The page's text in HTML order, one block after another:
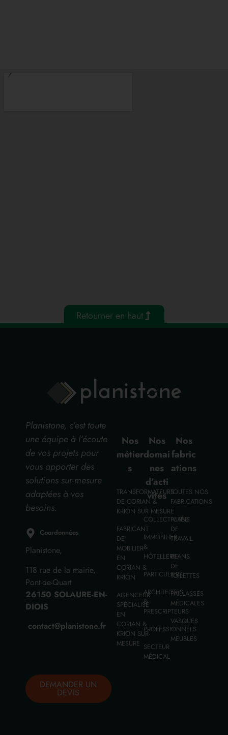
Retourner en haut
Planistone, c’est toute
une équipe à l’écoute
de vos projets pour
vous apporter des
solutions sur-mesure
adaptées à vos
besoins.
Coordonnées
Planistone,
118 rue de la mairie,
Pont-de-Quart
26150 SOLAURE-EN-
DIOIS
contact@planistone.fr
DEMANDER UN
DEVIS
Nos
métier
s
TRANSFORMATEURS
DE CORIAN &
KRION SUR MESURE
FABRICANT
DE
MOBILIER
EN
CORIAN &
KRION
AGENCEUR
SPÉCIALISÉ
EN
CORIAN &
KRION SUR-
MESURE
Nos
domai
nes
d’acti
vités
COLLECTIVITÉS
IMMOBILIER
&
HÔTELLERIE
PARTICULIERS
ARCHITECTES
&
PRESCRIPTEURS
PROFESSIONNELS
SECTEUR
MÉDICAL
Nos
fabric
ations
TOUTES NOS
FABRICATIONS
PLANS
DE
TRAVAIL
PLANS
DE
TOILETTES
PAILLASSES
MÉDICALES
VASQUES
MEUBLES